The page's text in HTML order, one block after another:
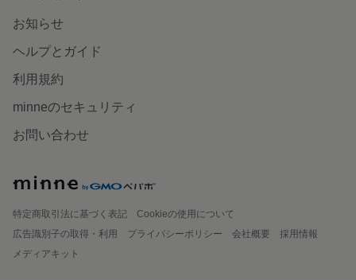
お知らせ
ヘルプとガイド
利用規約
minneのセキュリティ
お問い合わせ
特定商取引法に基づく表記
Cookieの使用について
広告識別子の取得・利用
プライバシーポリシー 会社概要
採用情報
メディアキット